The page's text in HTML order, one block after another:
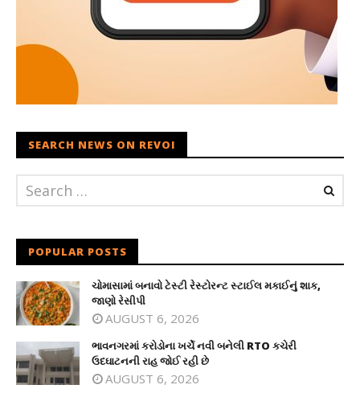
SEARCH NEWS ON REVOI
POPULAR POSTS
ચોમાસામાં બનાવો ટેસ્ટી રેસ્ટોરન્ટ સ્ટાઈલ મકાઈનું શાક,
જાણો રેસીપી
AUGUST 6, 2026
ભાવનગરમાં કરોડોના ખર્ચે નવી બનેલી RTO કચેરી
ઉદઘાટનની રાહ જોઈ રહી છે
AUGUST 6, 2026